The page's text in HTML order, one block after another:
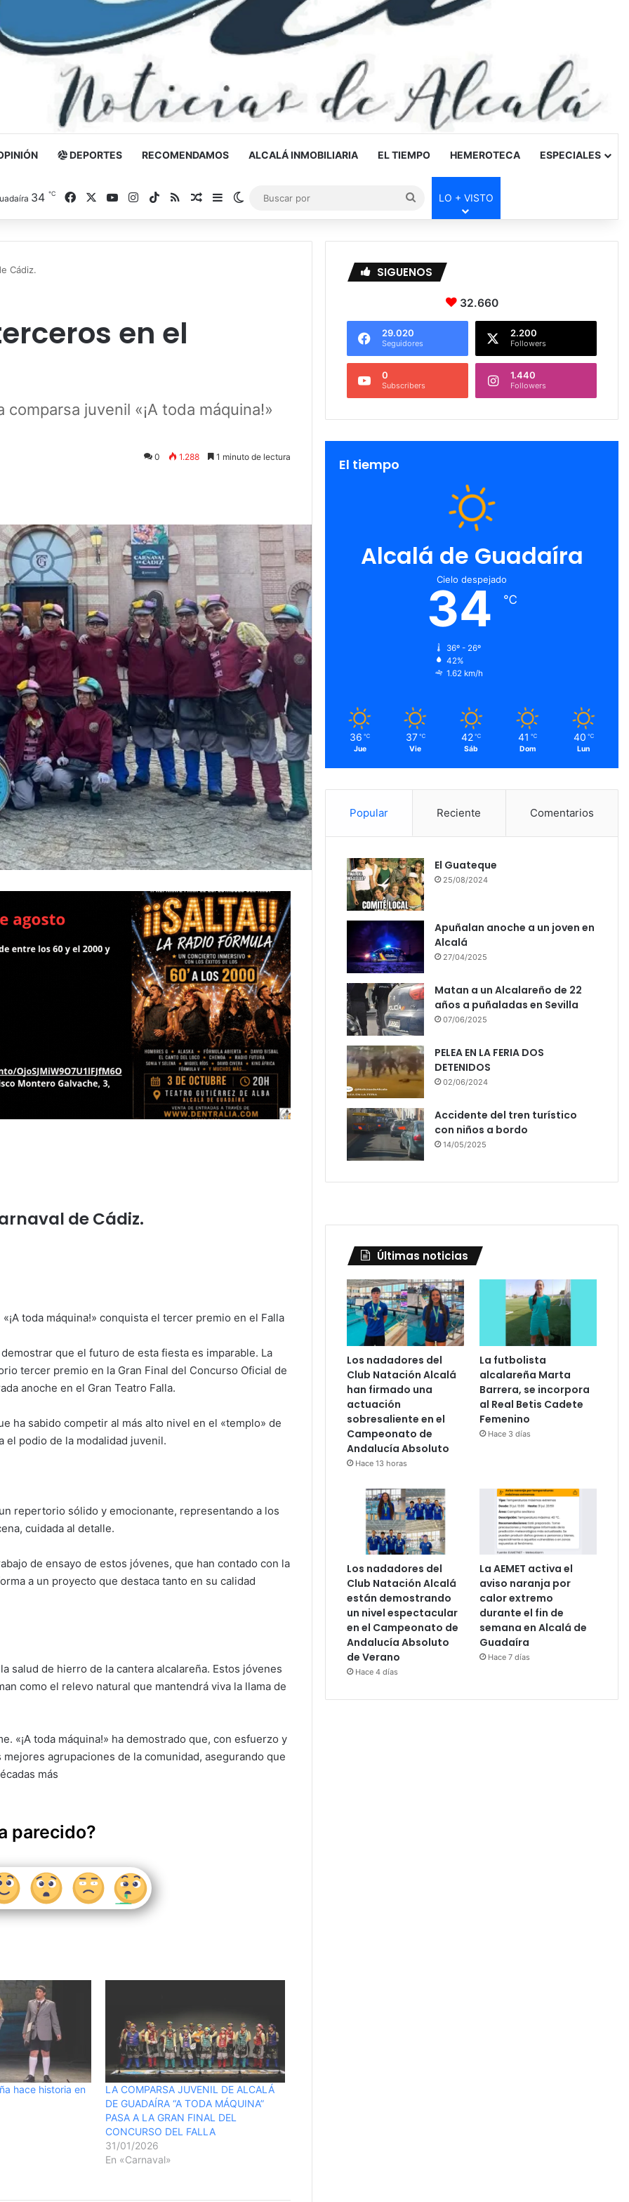
DEPORTES RECOMENDAMOS ALCALÁ INMOBILIARIA EL TIEMPO HEMEROTECA ESPECIALES
34 ℃ FacebookYouTubeInstagram
TikTokRSSNoticia al azar
Barra lateral
Switch skin
Buscar
por
LO + VISTO
Cádiz.
en el
juvenil «¡A toda máquina!»
0 1.288 1 minuto de lectura
de Cádiz.
toda máquina!» conquista el tercer premio en el Falla
que el futuro de esta fiesta es imparable. La
tercer premio en la Gran Final del Concurso Oficial de
anoche en el Gran Teatro Falla.
ha sabido competir al más alto nivel en el «templo» de
el podio de la modalidad juvenil.
repertorio sólido y emocionante, representando a los
cuidada al detalle.
de ensayo de estos jóvenes, que han contado con la
a un proyecto que destaca tanto en su calidad
salud de hierro de la cantera alcalareña. Estos jóvenes
como el relevo natural que mantendrá viva la llama de
«¡A toda máquina!» ha demostrado que, con esfuerzo y
agrupaciones de la comunidad, asegurando que
más
parecido?
hace historia en
LA COMPARSA JUVENIL DE ALCALÁ
DE GUADAÍRA “A TODA MÁQUINA”
PASA A LA GRAN FINAL DEL
CONCURSO DEL FALLA
31/01/2026
En «Carnaval»
SIGUENOS
32.660
29.020
Seguidores
2.200
Followers
0
Subscribers
1.440
Followers
El tiempo
Alcalá de Guadaíra
Cielo despejado
34 ℃
36º - 26º
42%
1.62 km/h
36 ℃
Jue
37 ℃
Vie
42 ℃
Sáb
41 ℃
Dom
40 ℃
Lun
Popular Reciente Comentarios
El Guateque
25/08/2024
Apuñalan anoche a un joven en
Alcalá
27/04/2025
Matan a un Alcalareño de 22
años a puñaladas en Sevilla
07/06/2025
PELEA EN LA FERIA DOS
DETENIDOS
02/06/2024
Accidente del tren turístico
con niños a bordo
14/05/2025
Últimas noticias
Los nadadores del
Club Natación Alcalá
han firmado una
actuación
sobresaliente en el
Campeonato de
Andalucía Absoluto
Hace 13 horas
La futbolista
alcalareña Marta
Barrera, se incorpora
al Real Betis Cadete
Femenino
Hace 3 días
Los nadadores del
Club Natación Alcalá
están demostrando
un nivel espectacular
en el Campeonato de
Andalucía Absoluto
de Verano
Hace 4 días
La AEMET activa el
aviso naranja por
calor extremo
durante el fin de
semana en Alcalá de
Guadaíra
Hace 7 días